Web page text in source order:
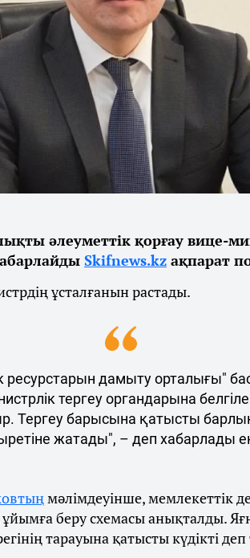
әлеуметтік қорғау вице-
Skifnews.kz ақпарат
ұсталғанын растады.
ресурстарын дамыту орталығы"
тергеу органдарына
Тергеу барысына қатысты барлық
жатады", – деп хабарлады
мәлімдеуінше, мемлекеттік
беру схемасы анықталды.
тарауына қатысты күдікті